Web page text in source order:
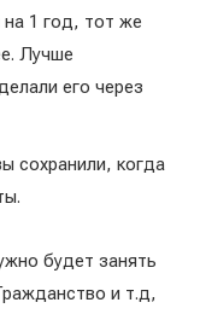
1 год, тот же
Лучше
его через
сохранили, когда
будет занять
и т.д,